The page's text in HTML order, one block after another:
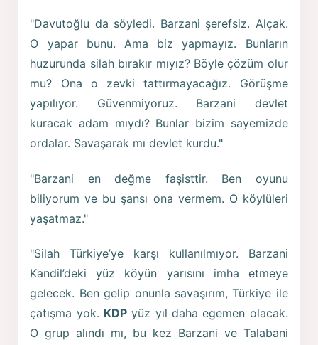
"Davutoğlu da söyledi. Barzani şerefsiz. Alçak.
O yapar bunu. Ama biz yapmayız. Bunların
huzurunda silah bırakır mıyız? Böyle çözüm olur
mu? Ona o zevki tattırmayacağız. Görüşme
yapılıyor. Güvenmiyoruz. Barzani devlet
kuracak adam mıydı? Bunlar bizim sayemizde
ordalar. Savaşarak mı devlet kurdu."
"Barzani en değme faşisttir. Ben oyunu
biliyorum ve bu şansı ona vermem. O köylüleri
yaşatmaz."
"Silah Türkiye’ye karşı kullanılmıyor. Barzani
Kandil’deki yüz köyün yarısını imha etmeye
gelecek. Ben gelip onunla savaşırım, Türkiye ile
çatışma yok. KDP yüz yıl daha egemen olacak.
O grup alındı mı, bu kez Barzani ve Talabani